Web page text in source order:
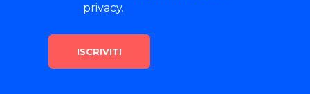
privacy.